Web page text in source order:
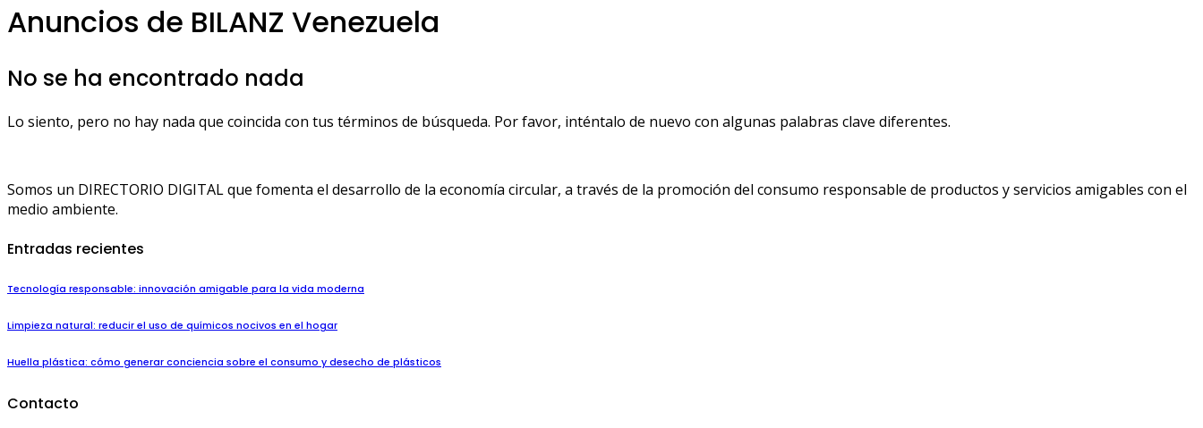
Anuncios de BILANZ Venezuela
No se ha encontrado nada
Lo siento, pero no hay nada que coincida con tus términos de búsqueda. Por favor, inténtalo de nuevo con algunas palabras clave diferentes.
Somos un DIRECTORIO DIGITAL que fomenta el desarrollo de la economía circular, a través de la promoción del consumo responsable de productos y servicios amigables con el
medio ambiente.
Entradas recientes
Tecnología responsable: innovación amigable para la vida moderna
Limpieza natural: reducir el uso de químicos nocivos en el hogar
Huella plástica: cómo generar conciencia sobre el consumo y desecho de plásticos
Contacto